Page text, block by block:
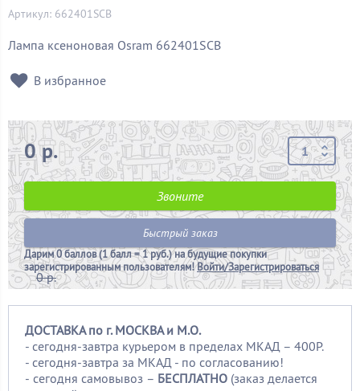
Артикул: 662401SCB
Лампа ксеноновая Osram 662401SCB
В избранное
0 р.
0 р.
Звоните
Быстрый заказ
Дарим0 баллов (1 балл = 1 руб.)на будущие покупки
зарегистрированным пользователям!Войти/Зарегистрироваться
ДОСТАВКА по г. МОСКВА и М.О.
- сегодня-завтра курьером в пределах МКАД – 400Р.
- сегодня-завтра за МКАД - по согласованию!
- сегодня самовывоз – БЕСПЛАТНО (заказ делается